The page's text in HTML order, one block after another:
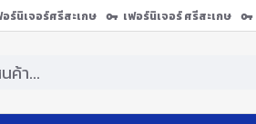
ร์นิเจอร์ศรีสะเกษ เฟอร์นิเจอร์ ศรีสะเกษ